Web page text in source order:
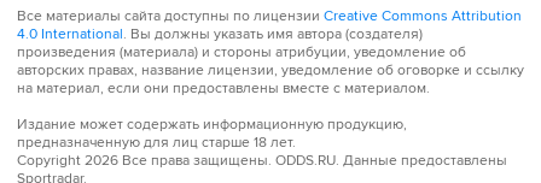
Все материалы сайта доступны по лицензии Creative Commons Attribution
4.0 International. Вы должны указать имя автора (создателя)
произведения (материала) и стороны атрибуции, уведомление об
авторских правах, название лицензии, уведомление об оговорке и ссылку
на материал, если они предоставлены вместе с материалом.
Издание может содержать информационную продукцию,
предназначенную для лиц старше 18 лет.
Copyright 2026 Все права защищены. ODDS.RU. Данные предоставлены
Sportradar.